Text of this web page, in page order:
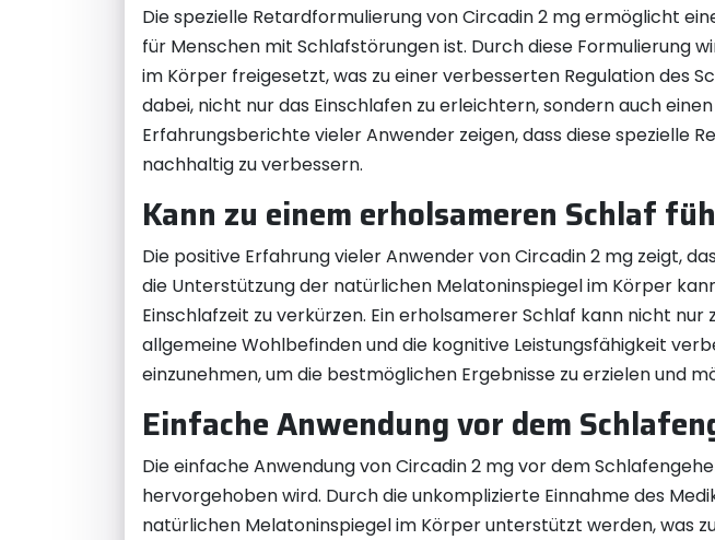
Die spezielle Retardformulierung von Circadin 2 mg ermöglicht
für Menschen mit Schlafstörungen ist. Durch diese Formulierung
im Körper freigesetzt, was zu einer verbesserten Regulation des
dabei, nicht nur das Einschlafen zu erleichtern, sondern auch
Erfahrungsberichte vieler Anwender zeigen, dass diese spezielle
nachhaltig zu verbessern.
Kann zu einem erholsameren Schlaf
Die positive Erfahrung vieler Anwender von Circadin 2 mg zeigt,
die Unterstützung der natürlichen Melatoninspiegel im Körper
Einschlafzeit zu verkürzen. Ein erholsamerer Schlaf kann nicht
allgemeine Wohlbefinden und die kognitive Leistungsfähigkeit
einzunehmen, um die bestmöglichen Ergebnisse zu erzielen und
Einfache Anwendung vor dem
Die einfache Anwendung von Circadin 2 mg vor dem
hervorgehoben wird. Durch die unkomplizierte Einnahme des
natürlichen Melatoninspiegel im Körper unterstützt werden, was